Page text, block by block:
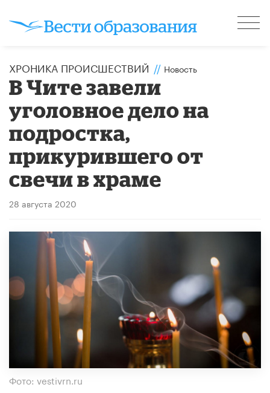
ХРОНИКА ПРОИСШЕСТВИЙ // Новость
В Чите завели
уголовное дело на
подростка,
прикурившего от
свечи в храме
28 августа 2020
Фото: vestivrn.ru